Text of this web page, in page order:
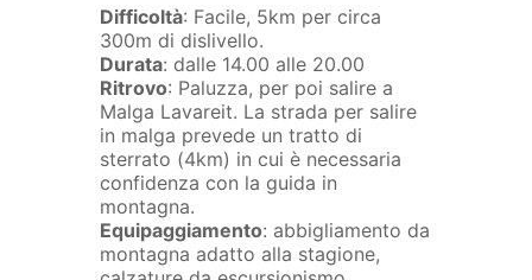
Difficoltà: Facile, 5km per circa
300m di dislivello.
Durata: dalle 14.00 alle 20.00
Ritrovo: Paluzza, per poi salire a
Malga Lavareit. La strada per salire
in malga prevede un tratto di
sterrato (4km) in cui è necessaria
confidenza con la guida in
montagna.
Equipaggiamento: abbigliamento da
montagna adatto alla stagione,